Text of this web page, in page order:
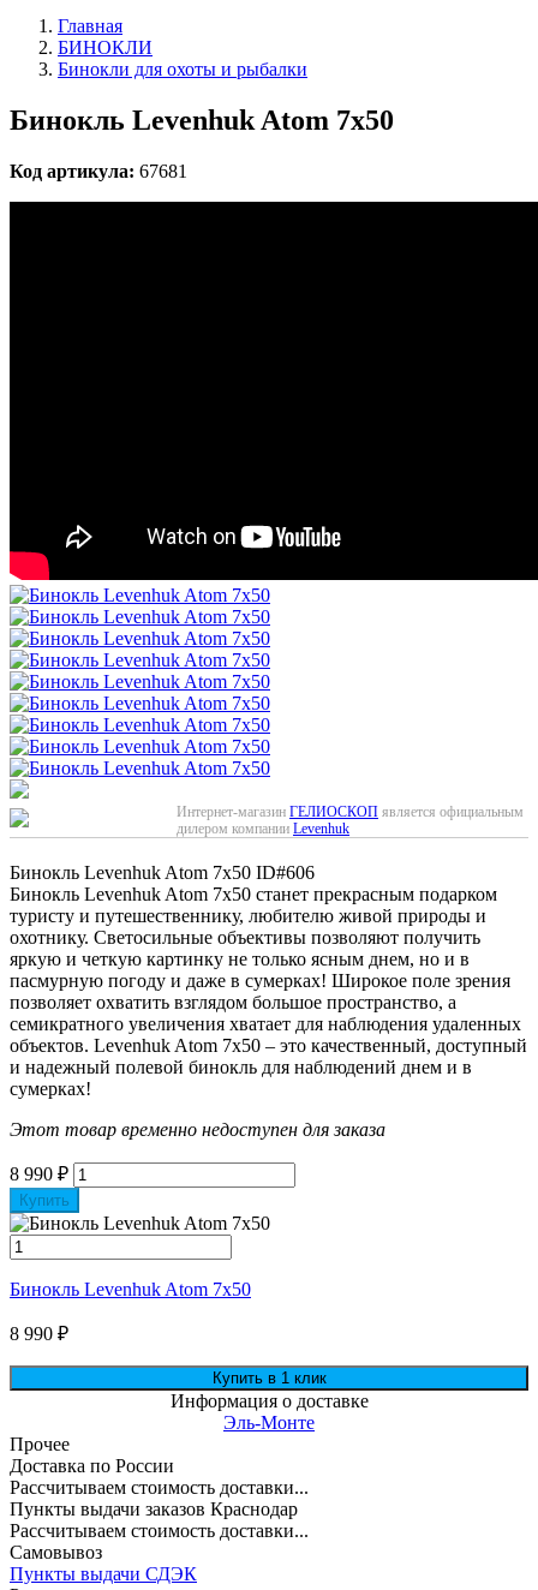
Главная
БИНОКЛИ
Бинокли для охоты и рыбалки
Бинокль Levenhuk Atom 7x50
Код артикула: 67681
Интернет-магазин ГЕЛИОСКОП является официальным
дилером компании Levenhuk
Бинокль Levenhuk Atom 7x50 ID#606
Бинокль Levenhuk Atom 7x50 станет прекрасным подарком
туристу и путешественнику, любителю живой природы и
охотнику. Светосильные объективы позволяют получить
яркую и четкую картинку не только ясным днем, но и в
пасмурную погоду и даже в сумерках! Широкое поле зрения
позволяет охватить взглядом большое пространство, а
семикратного увеличения хватает для наблюдения удаленных
объектов. Levenhuk Atom 7x50 – это качественный, доступный
и надежный полевой бинокль для наблюдений днем и в
сумерках!
Этот товар временно недоступен для заказа
8 990 ₽
Купить
Бинокль Levenhuk Atom 7x50
8 990 ₽
Информация о доставке
Эль-Монте
Прочее
Доставка по России
Рассчитываем стоимость доставки...
Пункты выдачи заказов Краснодар
Рассчитываем стоимость доставки...
Самовывоз
Пункты выдачи СДЭК